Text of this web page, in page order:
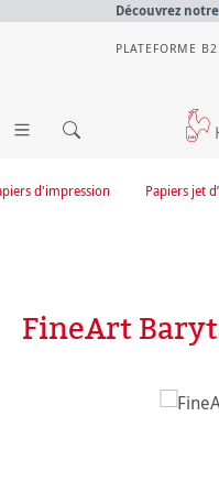
Découvrez notre
PLATEFORME
Papiers jet
d'impression
FineArt
Ignorer la galerie